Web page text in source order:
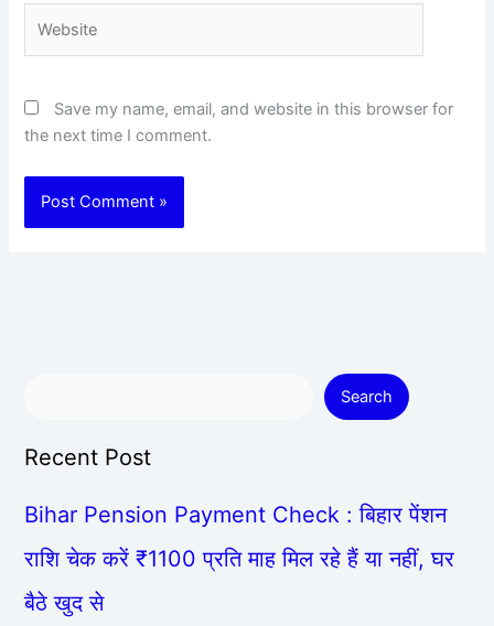
Save my name, email, and website in this browser for
the next time I comment.
Search
Recent Post
Bihar Pension Payment Check : बिहार पेंशन
राशि चेक करें ₹1100 प्रति माह मिल रहे हैं या नहीं, घर
बैठे खुद से